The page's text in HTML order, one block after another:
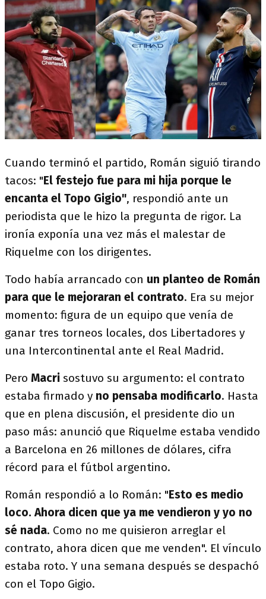
Cuando terminó el partido, Román siguió tirando
tacos: "El festejo fue para mi hija porque le
encanta el Topo Gigio", respondió ante un
periodista que le hizo la pregunta de rigor. La
ironía exponía una vez más el malestar de
Riquelme con los dirigentes.
Todo había arrancado con un planteo de Román
para que le mejoraran el contrato. Era su mejor
momento: figura de un equipo que venía de
ganar tres torneos locales, dos Libertadores y
una Intercontinental ante el Real Madrid.
Pero Macri sostuvo su argumento: el contrato
estaba firmado y no pensaba modificarlo. Hasta
que en plena discusión, el presidente dio un
paso más: anunció que Riquelme estaba vendido
a Barcelona en 26 millones de dólares, cifra
récord para el fútbol argentino.
Román respondió a lo Román: "Esto es medio
loco. Ahora dicen que ya me vendieron y yo no
sé nada. Como no me quisieron arreglar el
contrato, ahora dicen que me venden". El vínculo
estaba roto. Y una semana después se despachó
con el Topo Gigio.